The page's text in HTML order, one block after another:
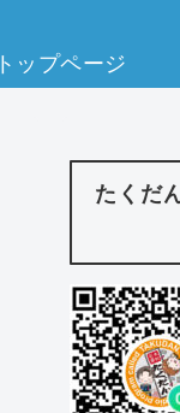
トップページ
たくだ